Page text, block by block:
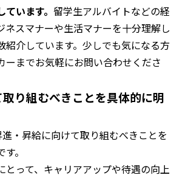
います。 留学生アルバイトなどの経
ネスマナーや生活マナーを十分理解し
紹介しています。少しでも気になる方
ーまでお気軽にお問い合わせくださ
り組むべきことを具体的に明
・昇給に向けて取り組むべきことを
。
とって、キャリアアップや待遇の向上